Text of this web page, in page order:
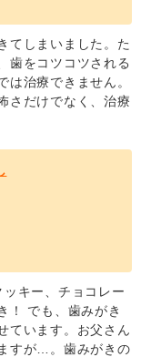
てしまいました。た
歯をコツコツされる
は治療できません。
さだけでなく、治療
キー、チョコレー
！ でも、歯みがき
ています。お父さん
すが…。歯みがきの